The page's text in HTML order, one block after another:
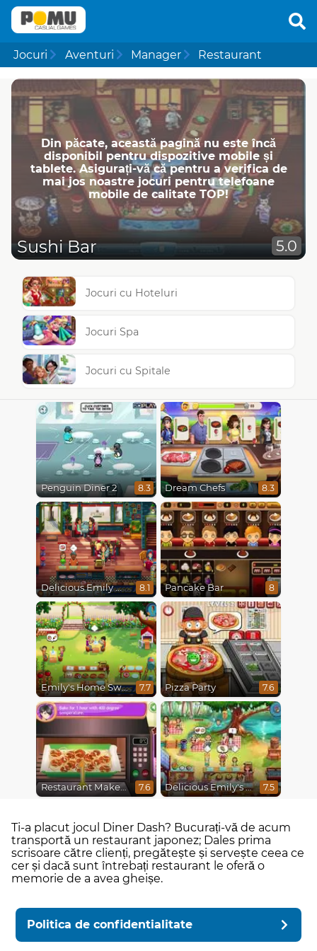
Jocuri Aventuri Manager Restaurant
Din păcate, această pagină nu este încă
disponibil pentru dispozitive mobile și
tablete. Asigurați-vă că pentru a verifica de
mai jos noastre jocuri pentru telefoane
mobile de calitate TOP!
Sushi Bar 5.0
Jocuri cu Hoteluri
Jocuri Spa
Jocuri cu Spitale
Penguin Diner 2 8.3 Dream Chefs 8.3
Delicious Emily New Beginning 8.1 Pancake Bar 8
Emily's Home Sweet Home 7.7 Pizza Party 7.6
Restaurant Makeover 7.6 Delicious Emily's Hopes And Fears 7.5
Ti-a placut jocul Diner Dash? Bucurați-vă de acum
transportă un restaurant japonez; Dales prima
scrisoare către clienți, pregătește și servește ceea ce
cer și dacă sunt întrebați restaurant le oferă o
memorie de a avea gheișe.
Politica de confidentialitate